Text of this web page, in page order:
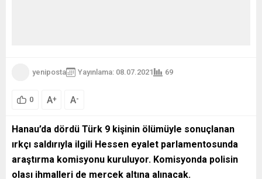
yeniposta Yayınlama: 08.07.2021 69
0 A+ A-
Hanau’da dördü Türk 9 kişinin ölümüyle sonuçlanan
ırkçı saldırıyla ilgili Hessen eyalet parlamentosunda
araştırma komisyonu kuruluyor. Komisyonda polisin
olası ihmalleri de mercek altına alınacak.